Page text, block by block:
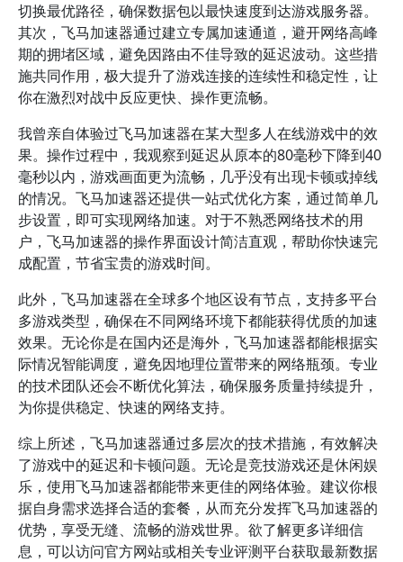
切换最优路径，确保数据包以最快速度到达游戏服务器。
其次，飞马加速器通过建立专属加速通道，避开网络高峰
期的拥堵区域，避免因路由不佳导致的延迟波动。这些措
施共同作用，极大提升了游戏连接的连续性和稳定性，让
你在激烈对战中反应更快、操作更流畅。
我曾亲自体验过飞马加速器在某大型多人在线游戏中的效
果。操作过程中，我观察到延迟从原本的80毫秒下降到40
毫秒以内，游戏画面更为流畅，几乎没有出现卡顿或掉线
的情况。飞马加速器还提供一站式优化方案，通过简单几
步设置，即可实现网络加速。对于不熟悉网络技术的用
户，飞马加速器的操作界面设计简洁直观，帮助你快速完
成配置，节省宝贵的游戏时间。
此外，飞马加速器在全球多个地区设有节点，支持多平台
多游戏类型，确保在不同网络环境下都能获得优质的加速
效果。无论你是在国内还是海外，飞马加速器都能根据实
际情况智能调度，避免因地理位置带来的网络瓶颈。专业
的技术团队还会不断优化算法，确保服务质量持续提升，
为你提供稳定、快速的网络支持。
综上所述，飞马加速器通过多层次的技术措施，有效解决
了游戏中的延迟和卡顿问题。无论是竞技游戏还是休闲娱
乐，使用飞马加速器都能带来更佳的网络体验。建议你根
据自身需求选择合适的套餐，从而充分发挥飞马加速器的
优势，享受无缝、流畅的游戏世界。欲了解更多详细信
息，可以访问官方网站或相关专业评测平台获取最新数据